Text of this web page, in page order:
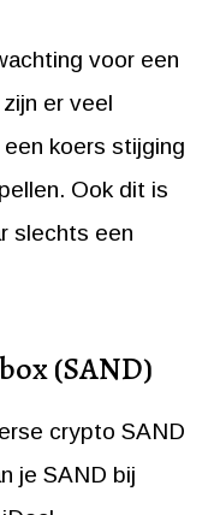
voor een
er veel
koers stijging
Ook dit is
slechts een
(SAND)
crypto SAND
je SAND bij